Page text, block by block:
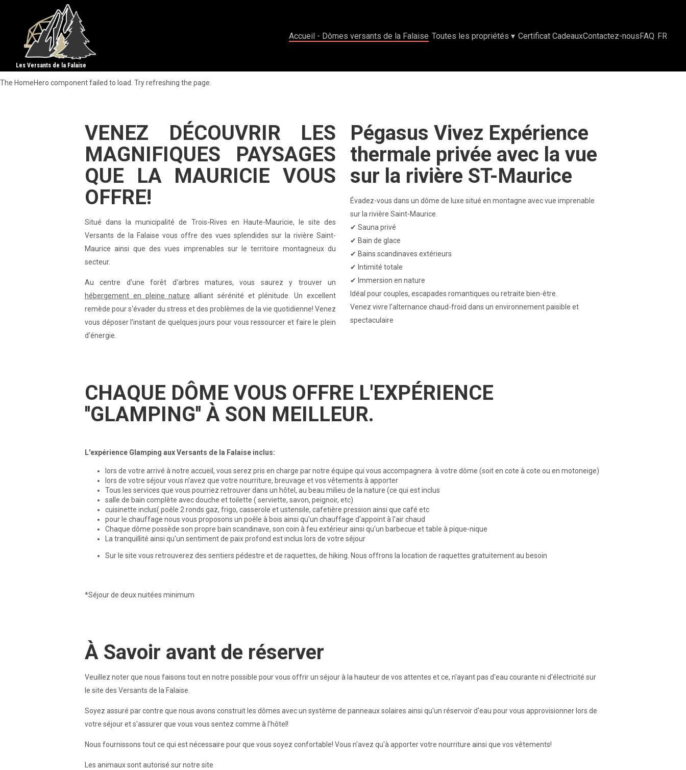
Les Versants de la Falaise
The HomeHero component failed to load. Try refreshing the page.
VENEZ DÉCOUVRIR LES
MAGNIFIQUES PAYSAGES
QUE LA MAURICIE VOUS
OFFRE!
Situé dans la municipalité de Trois-Rives en Haute-Mauricie, le site des
Versants de la Falaise vous offre des vues splendides sur la rivière Saint-
Maurice ainsi que des vues imprenables sur le territoire montagneux du
secteur.
Au centre d'une forêt d'arbres matures, vous saurez y trouver un
hébergement en pleine nature alliant sérénité et plénitude. Un excellent
remède pour s'évader du stress et des problèmes de la vie quotidienne! Venez
vous déposer l'instant de quelques jours pour vous ressourcer et faire le plein
d'énergie.
Pégasus Vivez Expérience
thermale privée avec la vue
sur la rivière ST-Maurice
Évadez-vous dans un dôme de luxe situé en montagne avec vue imprenable
sur la rivière Saint-Maurice.
✔ Sauna privé
✔ Bain de glace
✔ Bains scandinaves extérieurs
✔ Intimité totale
✔ Immersion en nature
Idéal pour couples, escapades romantiques ou retraite bien-être.
Venez vivre l’alternance chaud-froid dans un environnement paisible et
spectaculaire
CHAQUE DÔME VOUS OFFRE L'EXPÉRIENCE
''GLAMPING'' À SON MEILLEUR.
L'expérience Glamping aux Versants de la Falaise inclus:
lors de votre arrivé à notre accueil, vous serez pris en charge par notre équipe qui vous accompagnera à votre dôme (soit en cote à cote ou en motoneige)
lors de votre séjour vous n'avez que votre nourriture, breuvage et vos vêtements à apporter
Tous les services que vous pourriez retrouver dans un hôtel, au beau milieu de la nature (ce qui est inclus
salle de bain complète avec douche et toilette ( serviette, savon, peignoir, etc)
cuisinette inclus( poêle 2 ronds gaz, frigo, casserole et ustensile, cafetière pression ainsi que café etc
pour le chauffage nous vous proposons un poêle à bois ainsi qu'un chauffage d'appoint à l'air chaud
Chaque dôme possède son propre bain scandinave, son coin à feu extérieur ainsi qu'un barbecue et table à pique-nique
La tranquillité ainsi qu'un sentiment de paix profond est inclus lors de votre séjour
Sur le site vous retrouverez des sentiers pédestre et de raquettes, de hiking. Nous offrons la location de raquettes gratuitement au besoin
*Séjour de deux nuitées minimum
À Savoir avant de réserver
Veuillez noter que nous faisons tout en notre possible pour vous offrir un séjour à la hauteur de vos attentes et ce, n'ayant pas d'eau courante ni d'électricité sur
le site des Versants de la Falaise.
Soyez assuré par contre que nous avons construit les dômes avec un système de panneaux solaires ainsi qu'un réservoir d'eau pour vous approvisionner lors de
votre séjour et s'assurer que vous vous sentez comme à l'hôtel!
Nous fournissons tout ce qui est nécessaire pour que vous soyez confortable! Vous n'avez qu'à apporter votre nourriture ainsi que vos vêtements!
Les animaux sont autorisé sur notre site